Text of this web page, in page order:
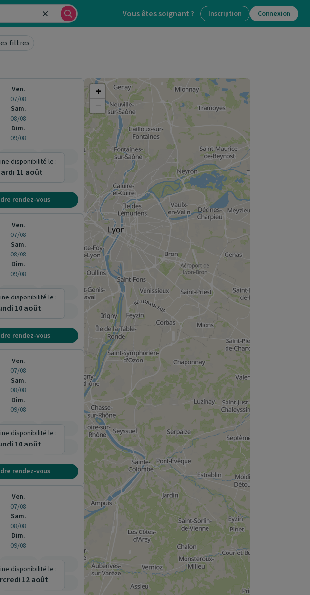
Vous êtes soignant ? Inscription Connexion
filtres
Ven.
07/08
Sam.
08/08
Dim.
09/08
-
disponibilité le :
11 août
rendez-vous
Ven.
07/08
Sam.
08/08
Dim.
09/08
-
disponibilité le :
10 août
rendez-vous
Ven.
07/08
Sam.
08/08
Dim.
09/08
-
disponibilité le :
10 août
rendez-vous
Ven.
07/08
Sam.
08/08
Dim.
09/08
-
disponibilité le :
12 août
+
−